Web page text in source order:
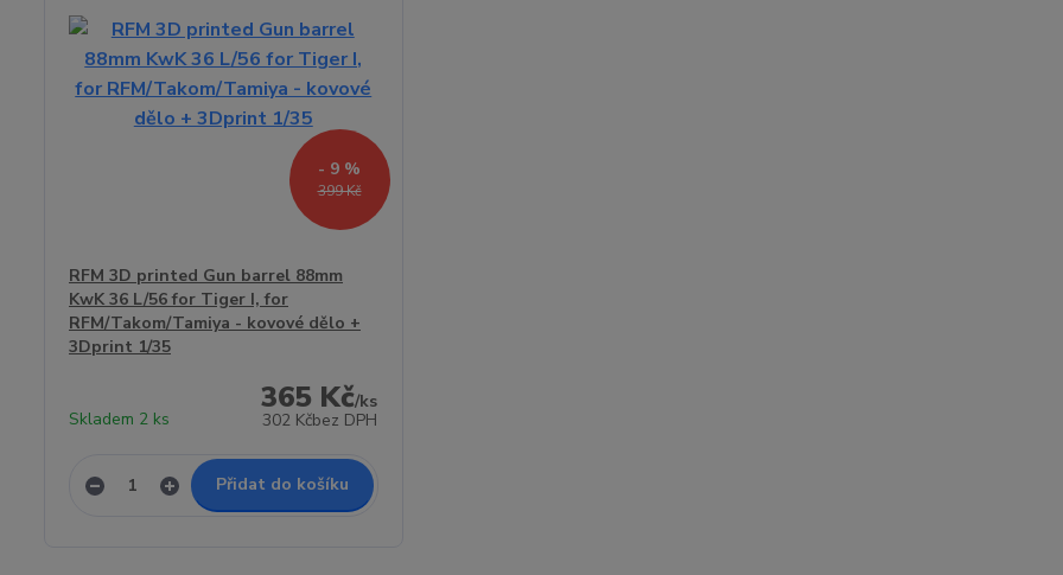
399 Kč
- 9 %
RFM 3D printed Gun barrel 88mm
KwK 36 L/56 for Tiger I, for
RFM/Takom/Tamiya - kovové dělo +
3Dprint 1/35
365 Kč/ks
302 Kčbez DPH
Skladem 2 ks
Přidat do košíku